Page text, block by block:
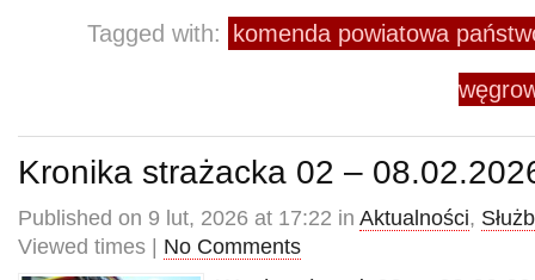
Tagged with: komenda powiatowa
Kronika strażacka 02 –
Published on 9 lut, 2026 at 17:22 in Aktualności,
Viewed times | No Comments